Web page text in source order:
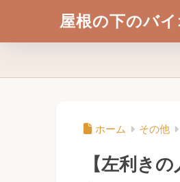
屋根の下のバ
ホーム その他
【左利き